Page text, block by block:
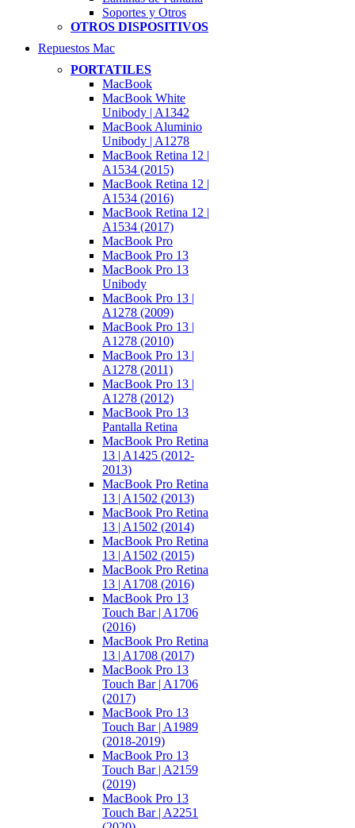
Soportes y Otros
OTROS DISPOSITIVOS
Repuestos Mac
PORTATILES
MacBook
MacBook White
Unibody | A1342
MacBook Aluminio
Unibody | A1278
MacBook Retina 12 |
A1534 (2015)
MacBook Retina 12 |
A1534 (2016)
MacBook Retina 12 |
A1534 (2017)
MacBook Pro
MacBook Pro 13
MacBook Pro 13
Unibody
MacBook Pro 13 |
A1278 (2009)
MacBook Pro 13 |
A1278 (2010)
MacBook Pro 13 |
A1278 (2011)
MacBook Pro 13 |
A1278 (2012)
MacBook Pro 13
Pantalla Retina
MacBook Pro Retina
13 | A1425 (2012-
2013)
MacBook Pro Retina
13 | A1502 (2013)
MacBook Pro Retina
13 | A1502 (2014)
MacBook Pro Retina
13 | A1502 (2015)
MacBook Pro Retina
13 | A1708 (2016)
MacBook Pro 13
Touch Bar | A1706
(2016)
MacBook Pro Retina
13 | A1708 (2017)
MacBook Pro 13
Touch Bar | A1706
(2017)
MacBook Pro 13
Touch Bar | A1989
(2018-2019)
MacBook Pro 13
Touch Bar | A2159
(2019)
MacBook Pro 13
Touch Bar | A2251